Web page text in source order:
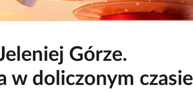
Górze.
w doliczonym czasie